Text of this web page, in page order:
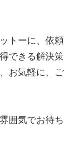
トーに、依頼
できる解決策
お気軽に、ご
囲気でお待ち